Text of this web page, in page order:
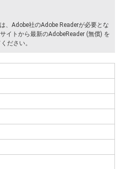
、Adobe社のAdobe Readerが必要とな
イトから最新のAdobeReader (無償) を
ださい。